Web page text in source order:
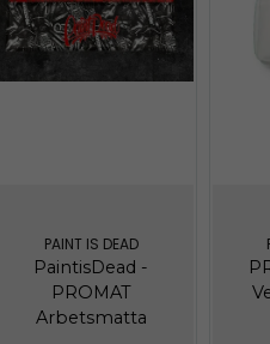
PAINT IS DEAD
PaintisDead -
PROMAT
Arbetsmatta